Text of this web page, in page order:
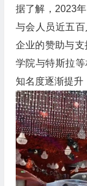
据了解，2023
与会人员近五
企业的赞助与
学院与特斯拉
知名度逐渐提升